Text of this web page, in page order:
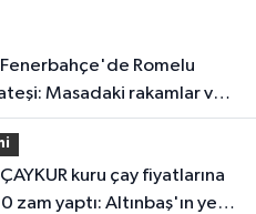
Masadaki rakamlar ve
detayları belli oldu
zam yaptı: Altınbaş'ın yeni